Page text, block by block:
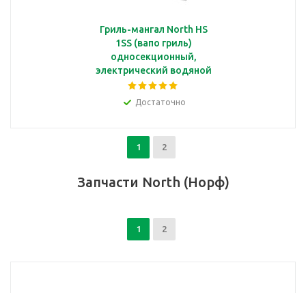
Гриль-мангал North HS
1SS (вапо гриль)
односекционный,
электрический водяной
с прутковой решеткой
41*34 см
Достаточно
1 2
Запчасти North (Норф)
1 2